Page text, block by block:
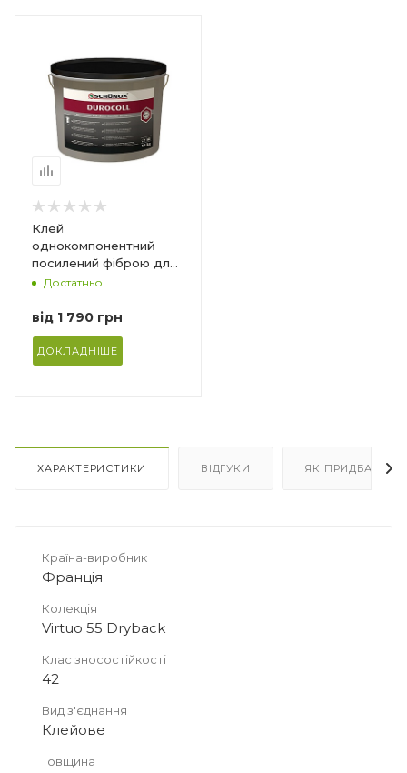
Клей
однокомпонентний
посилений фіброю для
покриттів ПВХ та LVT
Достатньо
від 1 790 грн
ДОКЛАДНІШЕ
ХАРАКТЕРИСТИКИ ВІДГУКИ ЯК ПРИДБАТИ
Країна-виробник
Франція
Колекція
Virtuo 55 Dryback
Клас зносостійкості
42
Вид з'єднання
Клейове
Товщина